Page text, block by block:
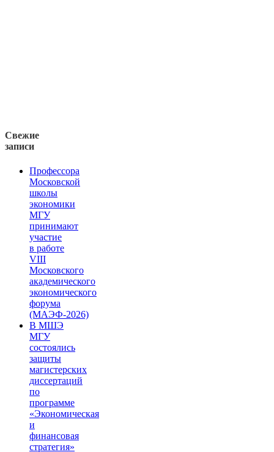
Свежие
записи
Профессора
Московской
школы
экономики
МГУ
принимают
участие
в работе
VIII
Московского
академического
экономического
форума
(МАЭФ-2026)
В МШЭ
МГУ
состоялись
защиты
магистерских
диссертаций
по
программе
«Экономическая
и
финансовая
стратегия»